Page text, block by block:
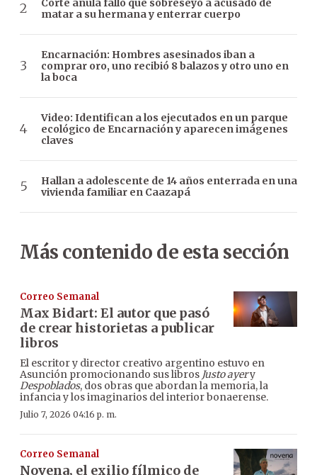
Corte anula fallo que sobreseyó a acusado de
matar a su hermana y enterrar cuerpo
Encarnación: Hombres asesinados iban a
comprar oro, uno recibió 8 balazos y otro uno en
la boca
Video: Identifican a los ejecutados en un parque
ecológico de Encarnación y aparecen imágenes
claves
Hallan a adolescente de 14 años enterrada en una
vivienda familiar en Caazapá
Más contenido de esta sección
Correo Semanal
Max Bidart: El autor que pasó
de crear historietas a publicar
libros
El escritor y director creativo argentino estuvo en
Asunción promocionando sus libros Justo ayery
Despoblados, dos obras que abordan la memoria, la
infancia y los imaginarios del interior bonaerense.
Julio 7, 2026 04:16 p. m.
Correo Semanal
Novena, el exilio fílmico de